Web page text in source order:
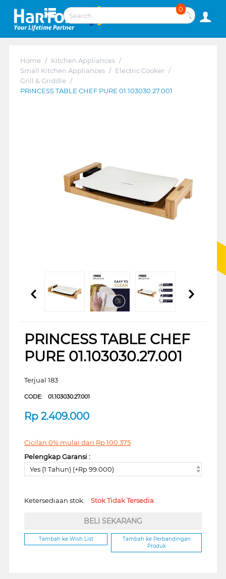
0
Home / Kitchen Appliances /
Small Kitchen Appliances / Electric Cooker /
Grill & Griddle /
PRINCESS TABLE CHEF PURE 01.103030.27.001
PRINCESS TABLE CHEF
PURE 01.103030.27.001
Terjual 183
CODE: 01.103030.27.001
Rp 2.409.000
Cicilan 0% mulai dari Rp100.375
Pelengkap Garansi :
Yes (1 Tahun) (+Rp 99.000)
Ketersediaan stok: Stok Tidak Tersedia
BELI SEKARANG
Tambah ke Wish List
Tambah ke Perbandingan
Produk